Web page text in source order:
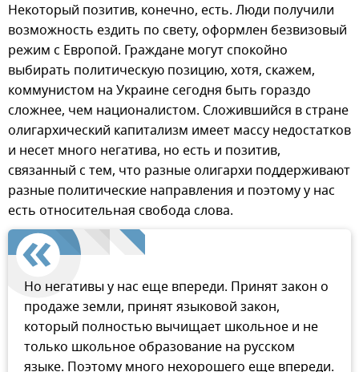
Некоторый позитив, конечно, есть. Люди получили
возможность ездить по свету, оформлен безвизовый
режим с Европой. Граждане могут спокойно
выбирать политическую позицию, хотя, скажем,
коммунистом на Украине сегодня быть гораздо
сложнее, чем националистом. Сложившийся в стране
олигархический капитализм имеет массу недостатков
и несет много негатива, но есть и позитив,
связанный с тем, что разные олигархи поддерживают
разные политические направления и поэтому у нас
есть относительная свобода слова.
Но негативы у нас еще впереди. Принят закон о
продаже земли, принят языковой закон,
который полностью вычищает школьное и не
только школьное образование на русском
языке. Поэтому много нехорошего еще впереди.